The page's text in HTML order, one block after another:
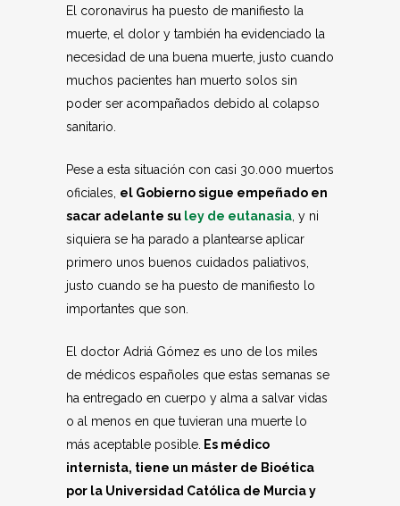
El coronavirus ha puesto de manifiesto la
muerte, el dolor y también ha evidenciado la
necesidad de una buena muerte, justo cuando
muchos pacientes han muerto solos sin
poder ser acompañados debido al colapso
sanitario.
Pese a esta situación con casi 30.000 muertos
oficiales, el Gobierno sigue empeñado en
sacar adelante su ley de eutanasia , y ni
siquiera se ha parado a plantearse aplicar
primero unos buenos cuidados paliativos,
justo cuando se ha puesto de manifiesto lo
importantes que son.
El doctor Adriá Gómez es uno de los miles
de médicos españoles que estas semanas se
ha entregado en cuerpo y alma a salvar vidas
o al menos en que tuvieran una muerte lo
más aceptable posible. Es médico
internista, tiene un máster de Bioética
por la Universidad Católica de Murcia y